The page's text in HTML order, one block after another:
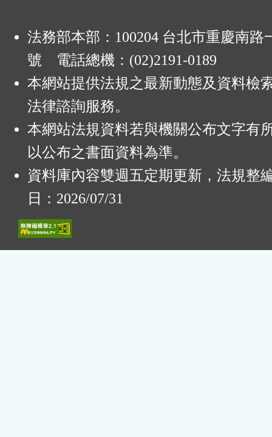
法務部本部：100204 台北市重慶南路
號 電話總機：(02)2191-0189
本網站提供法規之最新動態及資料檢
法律諮詢服務。
本網站法規資料若與機關公布文字有
以公布之書面資料為準。
資料庫內容雙週五定期更新，法規整
日：2026/07/31